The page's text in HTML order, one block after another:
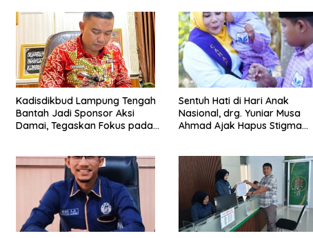
Kadisdikbud Lampung Tengah
Bantah Jadi Sponsor Aksi
Damai, Tegaskan Fokus pada
Sentuh Hati di Hari Anak
Nasional, drg. Yuniar Musa
Ahmad Ajak Hapus Stigma